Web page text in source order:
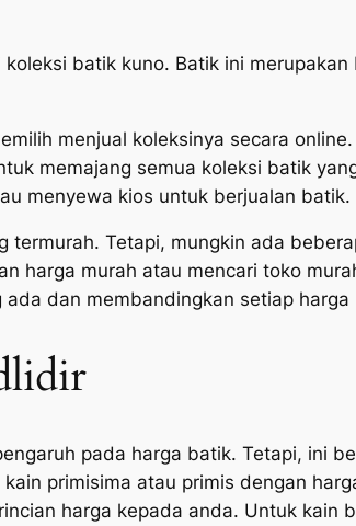
batik kuno. Batik ini
menjual koleksinya secara
memajang semua koleksi batik
menyewa kios untuk berjualan batik.
Tetapi, mungkin ada
harga murah atau mencari toko
dan membandingkan setiap
pada harga batik. Tetapi, ini
primisima atau primis dengan
harga kepada anda. Untuk kain